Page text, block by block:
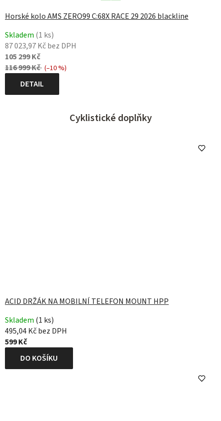
Horské kolo AMS ZERO99 C:68X RACE 29 2026 blackline
Skladem (1 ks)
87 023,97 Kč bez DPH
105 299 Kč
116 999 Kč (–10 %)
DETAIL
Cyklistické doplňky
ACID DRŽÁK NA MOBILNÍ TELEFON MOUNT HPP
Skladem (1 ks)
495,04 Kč bez DPH
599 Kč
DO KOŠÍKU